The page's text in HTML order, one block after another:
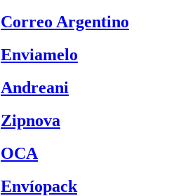
Correo Argentino
Enviamelo
Andreani
Zipnova
OCA
Envíopack